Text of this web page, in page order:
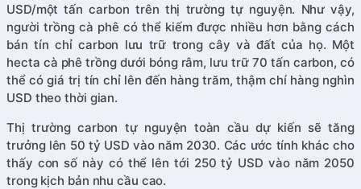
USD/một tấn carbon trên thị trường tự nguyện. Như vậy,
người trồng cà phê có thể kiếm được nhiều hơn bằng cách
bán tín chỉ carbon lưu trữ trong cây và đất của họ. Một
hecta cà phê trồng dưới bóng râm, lưu trữ 70 tấn carbon, có
thể có giá trị tín chỉ lên đến hàng trăm, thậm chí hàng nghìn
USD theo thời gian.
Thị trường carbon tự nguyện toàn cầu dự kiến sẽ tăng
trưởng lên 50 tỷ USD vào năm 2030. Các ước tính khác cho
thấy con số này có thể lên tới 250 tỷ USD vào năm 2050
trong kịch bản nhu cầu cao.